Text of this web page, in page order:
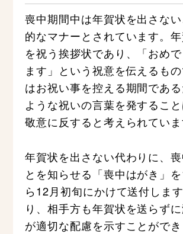
喪中期間中は年賀状を出さな
的なマナーとされています。
を祝う挨拶状であり、「おめ
ます」という祝意を伝えるも
はお祝い事を控える期間であ
ような祝いの言葉を発するこ
敬意に反すると考えられていま
年賀状を出さない代わりに、
とを知らせる「喪中はがき」
ら12月初旬にかけて送付しま
り、相手方も年賀状を送らず
が適切な配慮を示すことがで